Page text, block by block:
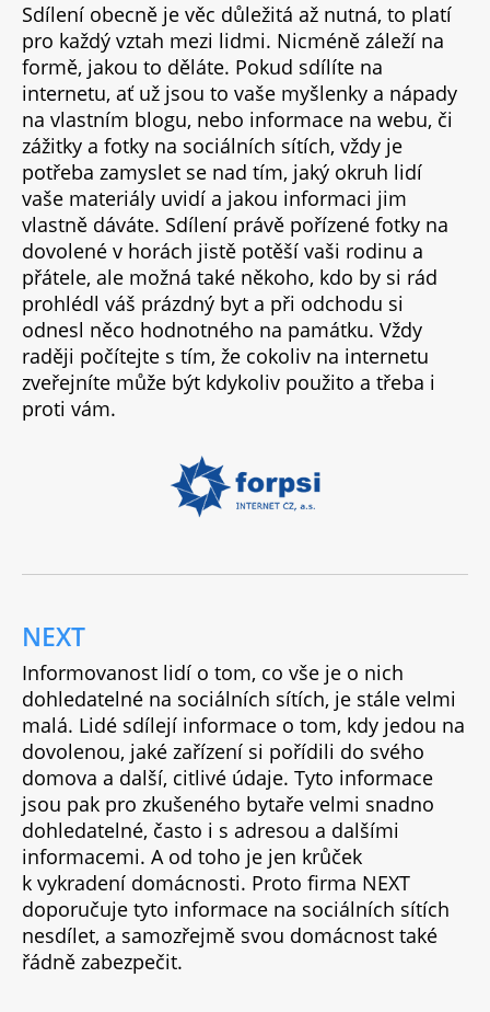
Sdílení obecně je věc důležitá až nutná, to platí
pro každý vztah mezi lidmi. Nicméně záleží na
formě, jakou to děláte. Pokud sdílíte na
internetu, ať už jsou to vaše myšlenky a nápady
na vlastním blogu, nebo informace na webu, či
zážitky a fotky na sociálních sítích, vždy je
potřeba zamyslet se nad tím, jaký okruh lidí
vaše materiály uvidí a jakou informaci jim
vlastně dáváte. Sdílení právě pořízené fotky na
dovolené v horách jistě potěší vaši rodinu a
přátele, ale možná také někoho, kdo by si rád
prohlédl váš prázdný byt a při odchodu si
odnesl něco hodnotného na památku. Vždy
raději počítejte s tím, že cokoliv na internetu
zveřejníte může být kdykoliv použito a třeba i
proti vám.
NEXT
Informovanost lidí o tom, co vše je o nich
dohledatelné na sociálních sítích, je stále velmi
malá. Lidé sdílejí informace o tom, kdy jedou na
dovolenou, jaké zařízení si pořídili do svého
domova a další, citlivé údaje. Tyto informace
jsou pak pro zkušeného bytaře velmi snadno
dohledatelné, často i s adresou a dalšími
informacemi. A od toho je jen krůček
k vykradení domácnosti. Proto firma NEXT
doporučuje tyto informace na sociálních sítích
nesdílet, a samozřejmě svou domácnost také
řádně zabezpečit.